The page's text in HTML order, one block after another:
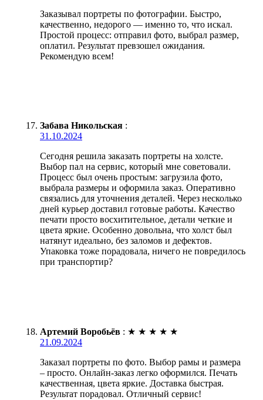
Заказывал портреты по фотографии. Быстро,
качественно, недорого — именно то, что искал.
Простой процесс: отправил фото, выбрал размер,
оплатил. Результат превзошел ожидания.
Рекомендую всем!
Забава Никольская :
31.10.2024
Сегодня решила заказать портреты на холсте.
Выбор пал на сервис, который мне советовали.
Процесс был очень простым: загрузила фото,
выбрала размеры и оформила заказ. Оперативно
связались для уточнения деталей. Через несколько
дней курьер доставил готовые работы. Качество
печати просто восхитительное, детали четкие и
цвета яркие. Особенно довольна, что холст был
натянут идеально, без заломов и дефектов.
Упаковка тоже порадовала, ничего не повредилось
при транспортир?
Артемий Воробьёв : ★ ★ ★ ★ ★
21.09.2024
Заказал портреты по фото. Выбор рамы и размера
– просто. Онлайн-заказ легко оформился. Печать
качественная, цвета яркие. Доставка быстрая.
Результат порадовал. Отличный сервис!